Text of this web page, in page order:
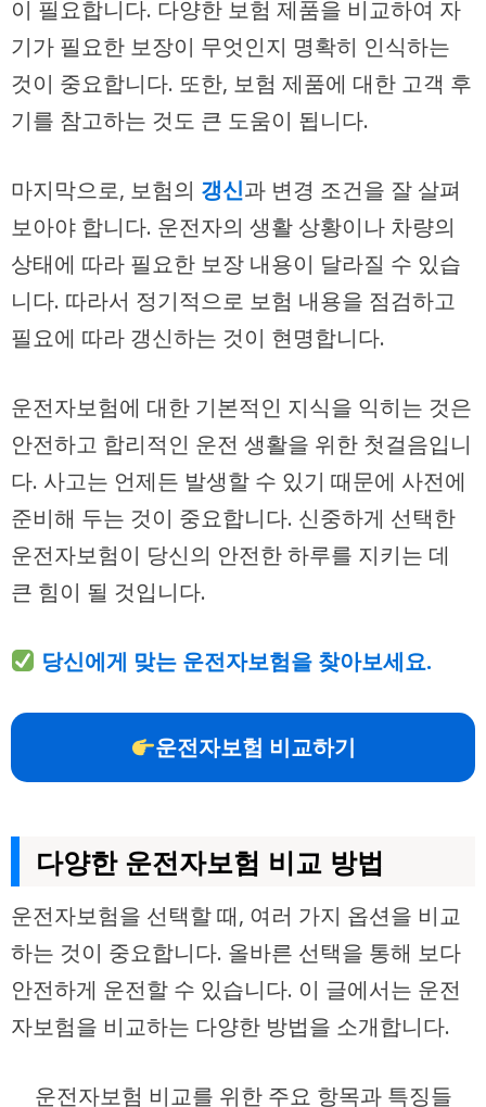
이 필요합니다. 다양한 보험 제품을 비교하여 자
기가 필요한 보장이 무엇인지 명확히 인식하는
것이 중요합니다. 또한, 보험 제품에 대한 고객 후
기를 참고하는 것도 큰 도움이 됩니다.
마지막으로, 보험의 갱신과 변경 조건을 잘 살펴
보아야 합니다. 운전자의 생활 상황이나 차량의
상태에 따라 필요한 보장 내용이 달라질 수 있습
니다. 따라서 정기적으로 보험 내용을 점검하고
필요에 따라 갱신하는 것이 현명합니다.
운전자보험에 대한 기본적인 지식을 익히는 것은
안전하고 합리적인 운전 생활을 위한 첫걸음입니
다. 사고는 언제든 발생할 수 있기 때문에 사전에
준비해 두는 것이 중요합니다. 신중하게 선택한
운전자보험이 당신의 안전한 하루를 지키는 데
큰 힘이 될 것입니다.
당신에게 맞는 운전자보험을 찾아보세요.
운전자보험 비교하기
다양한 운전자보험 비교 방법
운전자보험을 선택할 때, 여러 가지 옵션을 비교
하는 것이 중요합니다. 올바른 선택을 통해 보다
안전하게 운전할 수 있습니다. 이 글에서는 운전
자보험을 비교하는 다양한 방법을 소개합니다.
운전자보험 비교를 위한 주요 항목과 특징들